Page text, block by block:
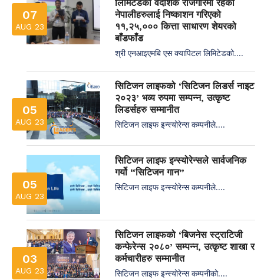
07
AUG 23
लिमिटेडको वैदेशिक रोजगारमा रहेका
नेपालीहरुलाई निष्काशन गरिएको
११,२५,००० कित्ता साधारण शेयरको
बाँडफाँड
श्री एनआइएमबि एस क्यापिटल लिमिटेडको....
05
AUG 23
सिटिजन लाइफको ‘सिटिजन लिडर्स नाइट
२०२३’ भव्य रुपमा सम्पन्न, उत्कृष्ट
लिडर्सहरु सम्मानीत
सिटिजन लाइफ इन्स्योरेन्स कम्पनीले....
05
AUG 23
सिटिजन लाइफ इन्स्योरेन्सले सार्वजनिक
गर्यो “सिटिजन गान”
सिटिजन लाइफ इन्स्योरेन्स कम्पनीले....
03
AUG 23
सिटिजन लाइफको ‘बिजनेस स्ट्राटिजी
कन्फेरेन्स २०८०’ सम्पन्न, उत्कृष्ट शाखा र
कर्मचारीहरु सम्मानीत
सिटिजन लाइफ इन्स्योरेन्स कम्पनीको....